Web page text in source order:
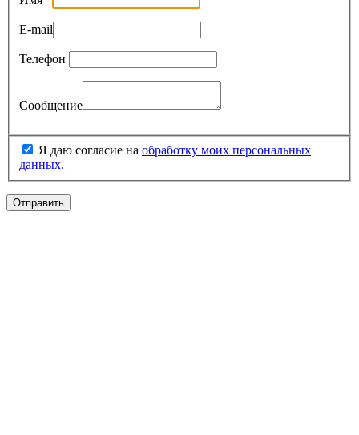
E-mail
Телефон
Сообщение
Я даю согласие на обработку моих персональных
данных.
Отправить